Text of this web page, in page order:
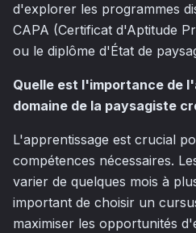
d'explorer les programmes
CAPA (Certificat d'Aptitude
ou le diplôme d'État de
Quelle est l'importance de
domaine de la paysagiste
L'apprentissage est crucial
compétences nécessaires.
varier de quelques mois à
important de choisir un
maximiser les opportunités